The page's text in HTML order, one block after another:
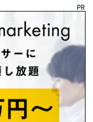
PR